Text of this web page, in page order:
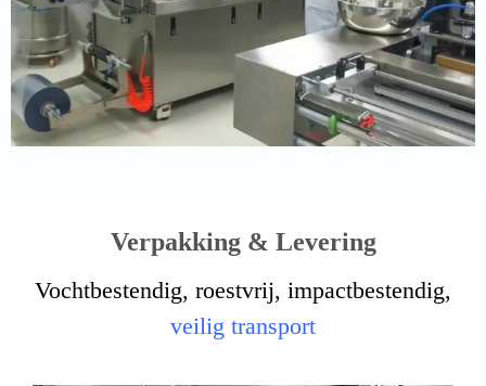
Verpakking & Levering
Vochtbestendig, roestvrij, impactbestendig,
veilig transport